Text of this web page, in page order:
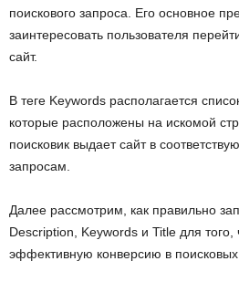
поискового запроса. Его основное
заинтересовать пользователя
сайт.
В теге Keywords располагается
которые расположены на искомой
поисковик выдает сайт в
запросам.
Далее рассмотрим, как правильно
Description, Keywords и Title для
эффективную конверсию в